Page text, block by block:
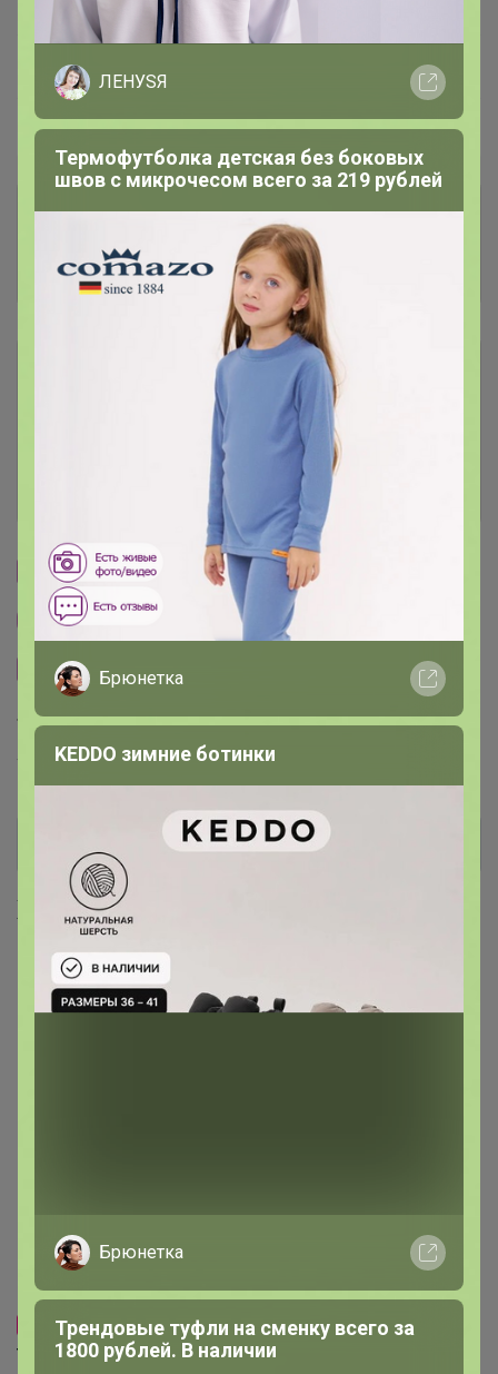
Ожидание ~ 16 дней
Пристрой 1 лот
Комментарии к лотам 1.2K
Отзывы участников
Условия участия
История проведённых выкупов
Cтраничка организатора
Другие СП организатора Амина
Сайт закупки
Торговые марки
ТД Елена™
Хиты продаж
26р
-30%
37р
Трусы М20093н
166р
Трусы М10004х
ЛЕНУSЯ
Термофутболка детская без боковых
швов с микрочесом всего за 219 рублей
Брюнетка
KEDDO зимние ботинки
Брюнетка
Трендовые туфли на сменку всего за
1800 рублей. В наличии